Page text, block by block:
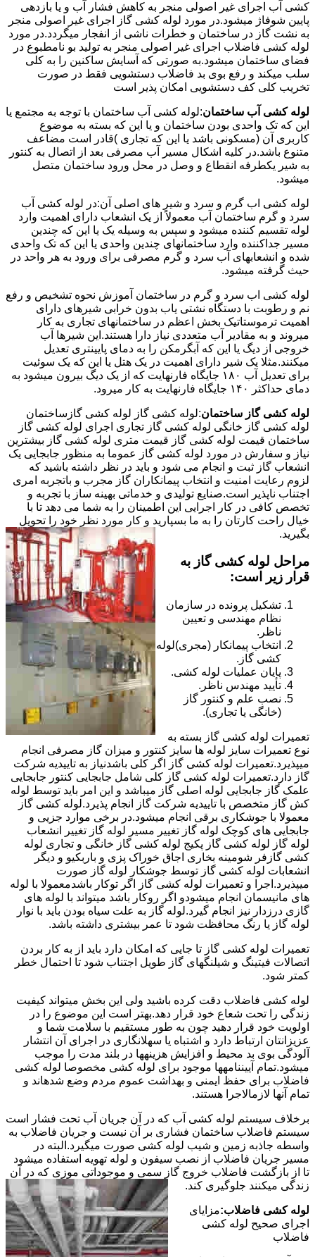
کشی آب اجرای غیر اصولی منجر به کاهش فشار آب و یا بازدهی
پایین شوفاژ میشود.در مورد لوله کشی گاز اجرای غیر اصولی منجر
به نشت گاز در ساختمان و خطرات ناشی از انفجار میگردد.در مورد
لوله کشی فاضلاب اجرای غیر اصولی منجر به تولید بو نامطبوع در
فضای ساختمان میشود.به صورتی که آسایش ساکنین را به کلی
سلب میکند و رفع بوی بد فاضلاب دستشویی فقط در صورت
تخریب کلی کف دستشویی امکان پذیر است
لوله کشی آب ساختمان:لوله کشی آب ساختمان با توجه به مجتمع یا
این که تک واحدی بودن ساختمان و یا این که بسته به موضوع
کاربری آن (مسکونی باشد یا این که تجاری )قادر است مضاعف
متنوع باشد.در کلیه اشکال مسیر آب مصرفی بعد از اتصال به کنتور
به شیر یکطرفه انقطاع و وصل در محل ورود ساختمان متصل
میشود.
لوله کشی اب گرم و سرد و شیر های اصلی آن:در لوله کشی آب
سرد و گرم ساختمان آب معمولاً از یک انشعاب دارای اهمیت وارد
لوله تقسیم کننده میشود و سپس به وسیله یک یا این که چندین
مسیر جداکننده وارد ساختمانهای چندین واحدی یا این که تک واحدی
شده و انشعابهای آب سرد و گرم مصرفی برای ورود به هر واحد در
حیث گرفته میشود.
لوله کشی اب سرد و گرم در ساختمان آموزش نحوه تشخیص و رفع
نم و رطوبت با دستگاه نشتی یاب بدون خرابی شیرهای دارای
اهمیت ترموستاتیک بخش اعظم در ساختمانهای تجاری به کار
میروند و به مقادیر آب متعددی نیاز دارا هستند.این شیرها آب
خروجی از دیگ یا این که آبگرمکن را به دمای پایینتری تعدیل
میکنند.مثلا یک شیر دارای اهمیت در یک هتل یا این که یک سوئیت
برای تعدیل آب ۱۸۰ جایگاه فارنهایت که از یک دیگ بیرون میشود به
دمای حداکثر ۱۴۰ جایگاه فارنهایت به کار میرود.
لوله کشی گاز ساختمان:لوله کشی گاز لوله کشی گازساختمان
لوله کشی گاز خانگی لوله کشی گاز تجاری اجرای لوله کشی گاز
ساختمان قیمت لوله کشی گاز قیمت متری لوله کشی گاز بیشترین
نیاز و سفارش در مورد لوله کشی گاز عموما به منظور جابجایی یک
انشعاب گاز ثبت و انجام می شود و باید در نظر داشته باشید که
لزوم رعایت امنیت و انتخاب پیمانکاران گاز مجرب و باتجربه امری
اجتناب ناپذیر است.صنایع تولیدی و خدماتی بهینه ساز با تجربه و
تخصص کافی در کار اجرایی این اطمینان را به شما می دهد تا با
خیال راحت کارتان را به ما بسپارید و کار مورد نظر خود را تحویل
بگیرید.
مراحل لوله کشی گاز به
قرار زیر است:
تشکیل پرونده در سازمان
نظام مهندسی و تعیین
ناظر.
انتخاب پیمانکار (مجری)لوله
کشی گاز.
پایان عملیات لوله کشی.
تأیید مهندس ناظر.
نصب علم و کنتور گاز
(خانگی یا تجاری).
تعمیرات لوله کشی گاز بسته به
نوع تعمیرات سایز لوله ها سایز کنتور و میزان گاز مصرفی انجام
میپذیرد.تعمیرات لوله کشی گاز اگر کلی باشدنیاز به تاییدیه شرکت
گاز دارد.تعمیرات لوله کشی گاز کلی شامل جابجایی کنتور جابجایی
علمک گاز جابجایی لوله اصلی گاز میباشد و این امر باید توسط لوله
کش گاز متخصص با تاییدیه شرکت گاز انجام پذیرد.لوله کشی گاز
معمولا با جوشکاری برقی انجام میشود.در برخی موارد جزیی و
جابجایی های کوچک لوله گاز تغییر مسیر لوله گاز تغییر انشعاب
لوله گاز لوله کشی گاز پکیج لوله کشی گاز خانگی و تجاری لوله
کشی گازفر شومینه بخاری اجاق خوراک پزی و باربکیو و دیگر
انشعابات لوله کشی گاز توسط جوشکار لوله گاز صورت
میپذیرد.اجرا و تعمیرات لوله کشی گاز اگر توکار باشدمعمولا با لوله
های مانیسمان انجام میشودو اگر روکار باشد میتواند با لوله های
گازی درزدار نیز انجام گیرد.لوله گاز به علت سیاه بودن باید با نوار
لوله گاز یا رنگ محافظت شود تا عمر بیشتری داشته باشد.
تعمیرات لوله کشی گاز تا جایی که امکان دارد باید از به کار بردن
اتصالات فیتینگ و شیلنگهای گاز طویل اجتناب شود تا احتمال خطر
کمتر شود.
لوله کشی فاضلاب دقت کرده باشید ولی این بخش میتواند کیفیت
زندگی را تحت شعاع خود قرار دهد.بهتر است این موضوع را در
اولویت خود قرار دهید چون به طور مستقیم با سلامت شما و
عزیزانتان ارتباط دارد و اشتباه یا سهلانگاری در اجرای آن انتشار
آلودگی بوی بد محیط و افزایش هزینهها در بلند مدت را موجب
میشود.تمام آییننامهها موجود برای لوله کشی مخصوصا لوله کشی
فاضلاب برای حفظ ایمنی و بهداشت عموم مردم وضع شدهاند و
تمام آنها لازمالاجرا هستند.
برخلاف سیستم لوله کشی آب که در آن جریان آب تحت فشار است
سیستم فاضلاب ساختمان فشاری بر آن نیست و جریان فاضلاب به
واسطه جاذبه زمین و شیب لوله کشی صورت میگیرد.البته در
مسیر جریان فاضلاب از نصب سیفون و لوله تهویه استفاده میشود
تا از بازگشت فاضلاب خروج گاز سمی و موجوداتی موزی که در آن
زندگی میکنند جلوگیری کند.
لوله کشی فاضلاب:مزایای
اجرای صحیح لوله کشی
فاضلاب